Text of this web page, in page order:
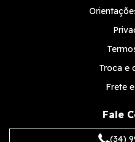
Troca e
Frete
Fale
(34)